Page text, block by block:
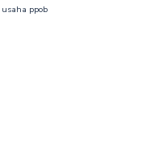
usaha ppob